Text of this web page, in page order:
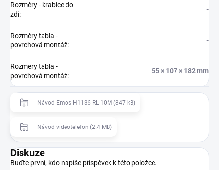
Rozměry - krabice do
zdi:
-
Rozměry tabla -
povrchová montáž:
-
Rozměry tabla -
povrchová montáž:
55 × 107 × 182 mm
Návod Emos H1136 RL-10M (847 kB)
Návod videotelefon (2.4 MB)
Diskuze
Buďte první, kdo napíše příspěvek k této položce.